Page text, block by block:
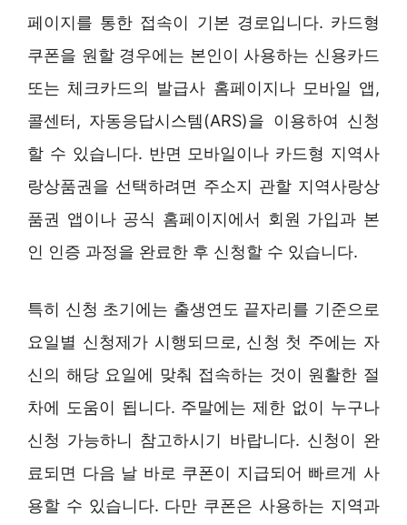
페이지를 통한 접속이 기본 경로입니다. 카드형
쿠폰을 원할 경우에는 본인이 사용하는 신용카드
또는 체크카드의 발급사 홈페이지나 모바일 앱,
콜센터, 자동응답시스템(ARS)을 이용하여 신청
할 수 있습니다. 반면 모바일이나 카드형 지역사
랑상품권을 선택하려면 주소지 관할 지역사랑상
품권 앱이나 공식 홈페이지에서 회원 가입과 본
인 인증 과정을 완료한 후 신청할 수 있습니다.
특히 신청 초기에는 출생연도 끝자리를 기준으로
요일별 신청제가 시행되므로, 신청 첫 주에는 자
신의 해당 요일에 맞춰 접속하는 것이 원활한 절
차에 도움이 됩니다. 주말에는 제한 없이 누구나
신청 가능하니 참고하시기 바랍니다. 신청이 완
료되면 다음 날 바로 쿠폰이 지급되어 빠르게 사
용할 수 있습니다. 다만 쿠폰은 사용하는 지역과